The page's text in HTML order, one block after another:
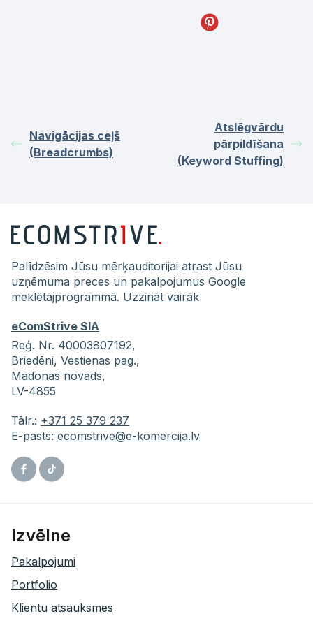
Navigācijas ceļš
(Breadcrumbs)
Atslēgvārdu
pārpildīšana
(Keyword Stuffing)
Palīdzēsim Jūsu mērķauditorijai atrast Jūsu
uzņēmuma preces un pakalpojumus Google
meklētājprogrammā. Uzzināt vairāk
eComStrive SIA
Reģ. Nr. 40003807192,
Briedēni, Vestienas pag.,
Madonas novads,
LV-4855
Tālr.: +371 25 379 237
E-pasts: ecomstrive@e-komercija.lv
Facebook
Tiktok
Izvēlne
Pakalpojumi
Portfolio
Klientu atsauksmes